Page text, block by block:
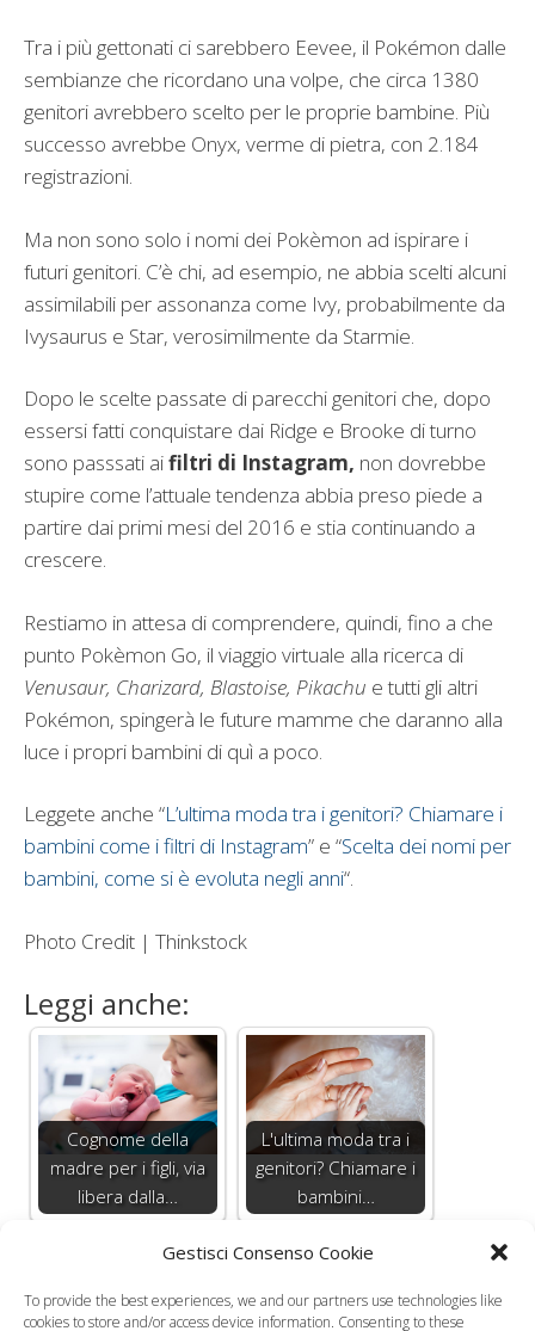
Gestisci Consenso Cookie
To provide the best experiences, we and our partners use technologies like
cookies to store and/or access device information. Consenting to these
Tra i più gettonati ci sarebbero Eevee, il Pokémon dalle
sembianze che ricordano una volpe, che circa 1380
genitori avrebbero scelto per le proprie bambine. Più
successo avrebbe Onyx, verme di pietra, con 2.184
registrazioni.
Ma non sono solo i nomi dei Pokèmon ad ispirare i
futuri genitori. C’è chi, ad esempio, ne abbia scelti alcuni
assimilabili per assonanza come Ivy, probabilmente da
Ivysaurus e Star, verosimilmente da Starmie.
Dopo le scelte passate di parecchi genitori che, dopo
essersi fatti conquistare dai Ridge e Brooke di turno
sono passsati aifiltri di Instagram, non dovrebbe
stupire come l’attuale tendenza abbia preso piede a
partire dai primi mesi del 2016 e stia continuando a
crescere.
Restiamo in attesa di comprendere, quindi, fino a che
punto Pokèmon Go, il viaggio virtuale alla ricerca di
Venusaur, Charizard, Blastoise, Pikachu e tutti gli altri
Pokémon, spingerà le future mamme che daranno alla
luce i propri bambini di quì a poco.
Leggete anche “L’ultima moda tra i genitori? Chiamare i
bambini come i filtri di Instagram” e “Scelta dei nomi per
bambini, come si è evoluta negli anni“.
Photo Credit | Thinkstock
Leggi anche:
Cognome della
madre per i figli, via
libera dalla…
L'ultima moda tra i
genitori? Chiamare i
bambini…